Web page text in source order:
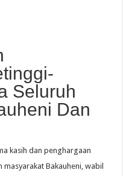
Seluruh
Dan
kasih dan penghargaan
Bakauheni, wabil